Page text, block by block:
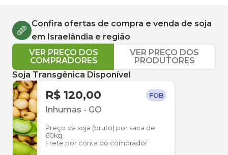
Confira ofertas de compra e venda de soja
em Israelândia e região
VER PREÇO DOS
COMPRADORES
VER PREÇO DOS
PRODUTORES
Soja Transgênica Disponível
R$ 120,00 FOB
Inhumas - GO
Preço da soja (bruto) por saca de
60kg
Frete por conta do comprador